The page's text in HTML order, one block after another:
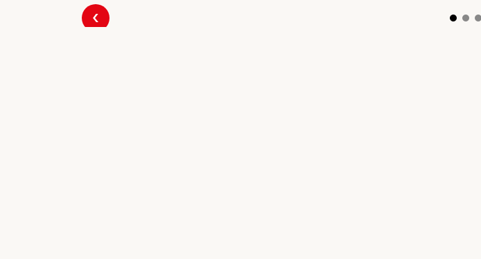
Forrige